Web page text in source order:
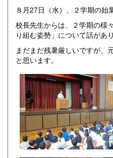
８月27日（水）、２学期の始
校長先生からは、２学期の様
り組む姿勢」について話があ
まだまだ残暑厳しいですが、
と思います。